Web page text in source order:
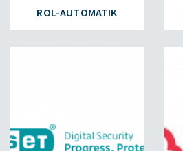
ROL-AUTOMATIK